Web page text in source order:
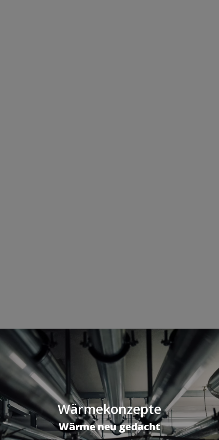
Wärmekonzepte
Wärme neu gedacht